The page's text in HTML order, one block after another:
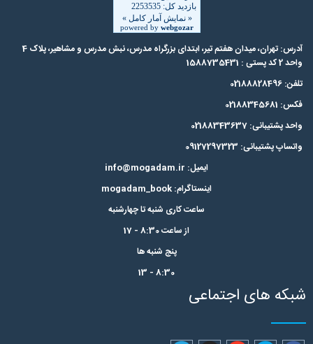
آدرس: تهران، میدان هفتم تیر، ابتدای بزرگراه مدرس،‌ نبش مدرس و مشاهیر، پلاک 4
واحد 2 کد پستی : 1588735431
تلفن: 02188828496
فکس: 02188345681
واحد پشتیبانی: 02188343637
واتساپ پشتیبانی: 09127297323
ایمیل: info@mogadam.ir
اینستاگرام: mogadam_book
ساعت کاری شنبه تا چهارشنبه
از ساعت 8:30 - 17
پنج شنبه ها
8:30 - 13
شبکه های اجتماعی